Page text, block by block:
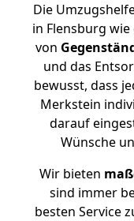
Die
in Flensburg wie
von
und das
bewusst, dass
Merkstein
darauf
Wünsche
Wir bieten
sind immer
besten Service